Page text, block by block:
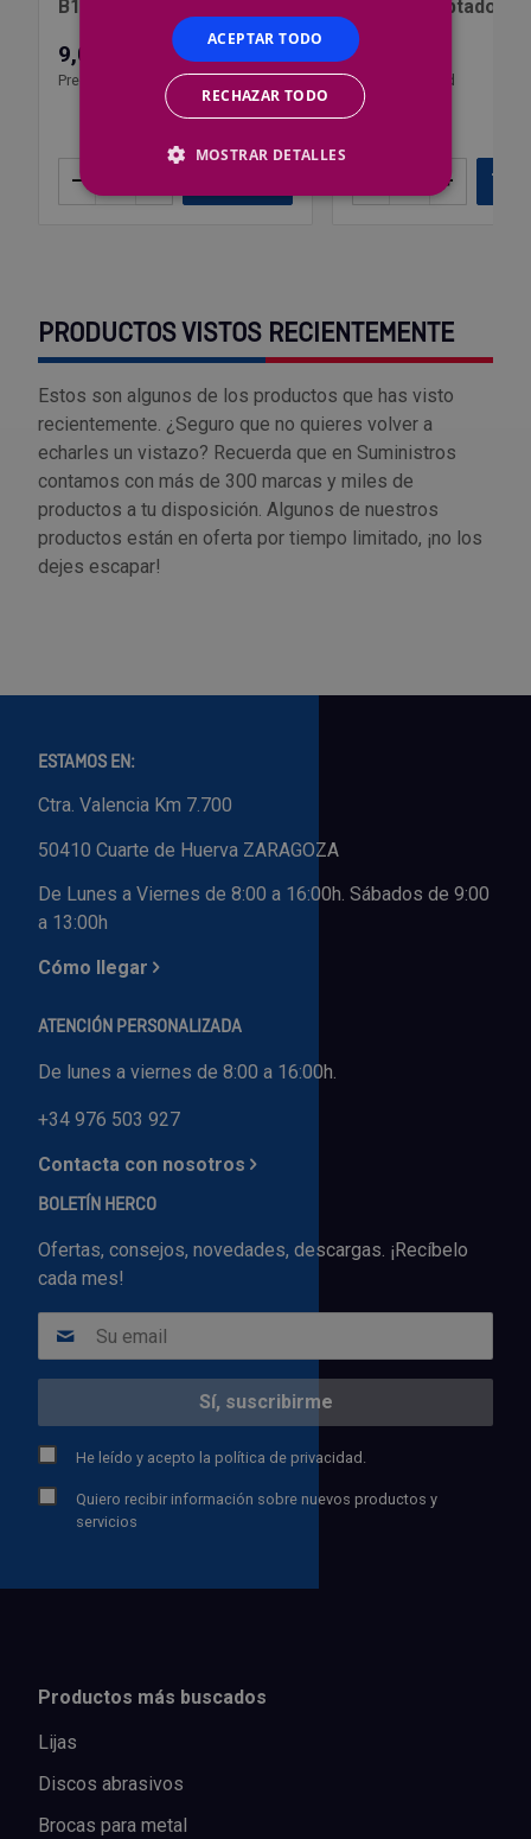
B192.002.125 Ph2
9,09 €
Precio por 1 ud
–
08mm
9,46 €
Precio por 1 ud
+
PRODUCTOS VISTOS RECIENTEMENTE
Estos son algunos de los productos que has visto
recientemente. ¿Seguro que no quieres volver a
echarles un vistazo? Recuerda que en Suministros
contamos con más de 300 marcas y miles de
productos a tu disposición. Algunos de nuestros
productos están en oferta por tiempo limitado, ¡no los
dejes escapar!
ESTAMOS EN:
Ctra. Valencia Km 7.700
50410 Cuarte de Huerva ZARAGOZA
De Lunes a Viernes de 8:00 a 16:00h. Sábados de 9:00
a 13:00h
Cómo llegar
ATENCIÓN PERSONALIZADA
De lunes a viernes de 8:00 a 16:00h.
+34 976 503 927
Contacta con nosotros
BOLETÍN HERCO
Ofertas, consejos, novedades, descargas. ¡Recíbelo
cada mes!
He leído y acepto la política de privacidad.
Quiero recibir información sobre nuevos productos y
servicios
Productos más buscados
Lijas
Discos abrasivos
Brocas para metal
ACEPTAR TODO
RECHAZAR TODO
MOSTRAR DETALLES